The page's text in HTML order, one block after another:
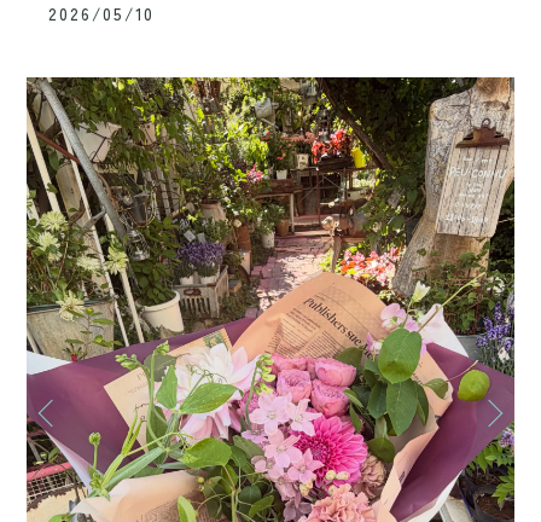
2026/05/10